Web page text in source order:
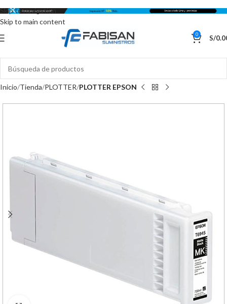
Skip to navigation
Skip to main content
0 S/
Inicio Tienda PLOTTER PLOTTER EPSON